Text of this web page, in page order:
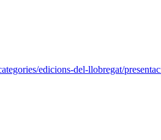
edicions-del-llobregat/